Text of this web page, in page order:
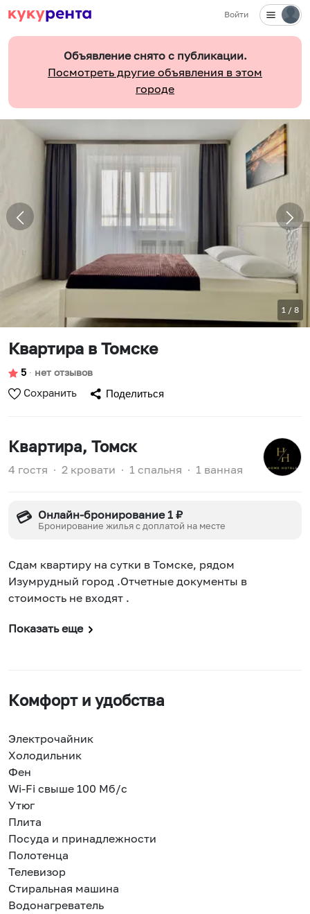
Войти
Объявление снято с публикации.
Посмотреть другие объявления в этом
городе
1 / 8
Квартира в Томске
5 ∙ нет отзывов
Сохранить Поделиться
Квартира, Томск
4 гостя ∙ 2 кровати ∙ 1 спальня ∙ 1 ванная
💳 Онлайн-бронирование 1 ₽
Бронирование жилья с доплатой на месте
Сдам квартиру на сутки в Томске, рядом
Изумрудный город .Отчетные документы в
стоимость не входят .
Показать еще
Комфорт и удобства
Электрочайник
Холодильник
Фен
Wi-Fi свыше 100 Мб/с
Утюг
Плита
Посуда и принадлежности
Полотенца
Телевизор
Стиральная машина
Водонагреватель